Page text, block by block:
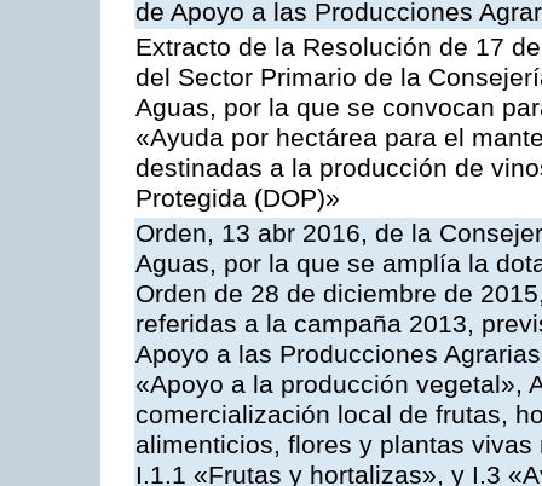
de Apoyo a las Producciones
Extracto de la Resolución de 17
del Sector Primario de la
Aguas, por la que se convocan
«Ayuda por hectárea para el
destinadas a la producción de
Protegida (DOP)»
Orden, 13 abr 2016, de la
Aguas, por la que se amplía la
Orden de 28 de diciembre de
referidas a la campaña 2013,
Apoyo a las Producciones
«Apoyo a la producción vegetal»,
comercialización local de frutas,
alimenticios, flores y plantas
I.1.1 «Frutas y hortalizas», y I.3